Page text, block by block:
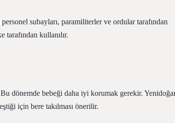
subayları, paramiliterler ve ordular tarafından
kullanılır.
dönemde bebeği daha iyi korumak gerekir.
için bere takılması önerilir.